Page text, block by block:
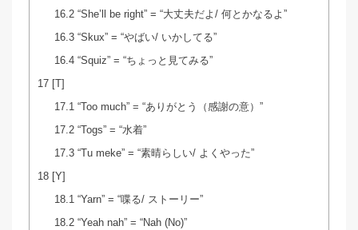
16.2“She’ll be right” = “大丈夫だよ/ 何とかなるよ”
16.3“Skux” = “やばい/ いかしてる”
16.4“Squiz” = “ちょっと見てみる”
17[T]
17.1“Too much” = “ありがとう（感謝の意）”
17.2“Togs” = “水着”
17.3“Tu meke” = “素晴らしい/ よくやった”
18[Y]
18.1“Yarn” = “喋る/ ストーリー”
18.2“Yeah nah” = “Nah (No)”